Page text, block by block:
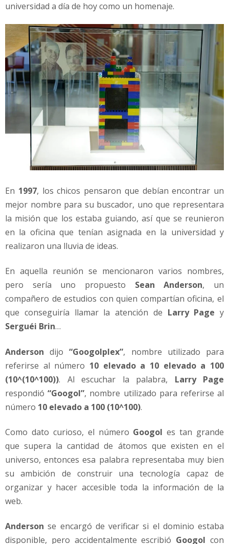
universidad a día de hoy como un homenaje.
En 1997, los chicos pensaron que debían encontrar un
mejor nombre para su buscador, uno que representara
la misión que los estaba guiando, así que se reunieron
en la oficina que tenían asignada en la universidad y
realizaron una lluvia de ideas.
En aquella reunión se mencionaron varios nombres,
pero sería uno propuesto Sean Anderson, un
compañero de estudios con quien compartían oficina, el
que conseguiría llamar la atención de Larry Page y
Serguéi Brin…
Anderson dijo“Googolplex”, nombre utilizado para
referirse al número 10 elevado a 10 elevado a 100
(10^(10^100)). Al escuchar la palabra, Larry Page
respondió“Googol”, nombre utilizado para referirse al
número 10 elevado a 100 (10^100).
Como dato curioso, el número Googol es tan grande
que supera la cantidad de átomos que existen en el
universo, entonces esa palabra representaba muy bien
su ambición de construir una tecnología capaz de
organizar y hacer accesible toda la información de la
web.
Anderson se encargó de verificar si el dominio estaba
disponible, pero accidentalmente escribió Googol con